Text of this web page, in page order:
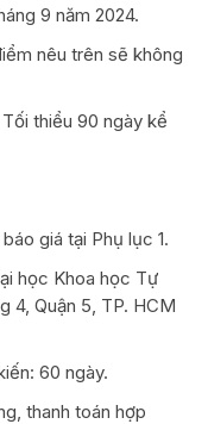
9 năm 2024.
nêu trên sẽ không
thiểu 90 ngày kể
giá tại Phụ lục 1.
học Khoa học Tự
4, Quận 5, TP. HCM
60 ngày.
thanh toán hợp